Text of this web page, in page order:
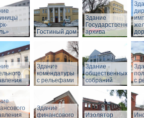
Гостиный дом
Здание
Государственного
архива
Здание
комендатуры
с рельефами
Здание
общественных
собраний
с
Здание
финансового
Изолятор